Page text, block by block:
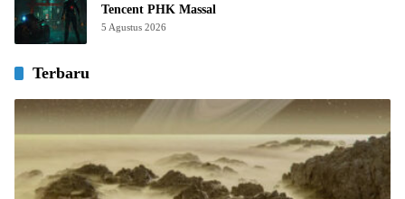
Tencent PHK Massal
5 Agustus 2026
Terbaru